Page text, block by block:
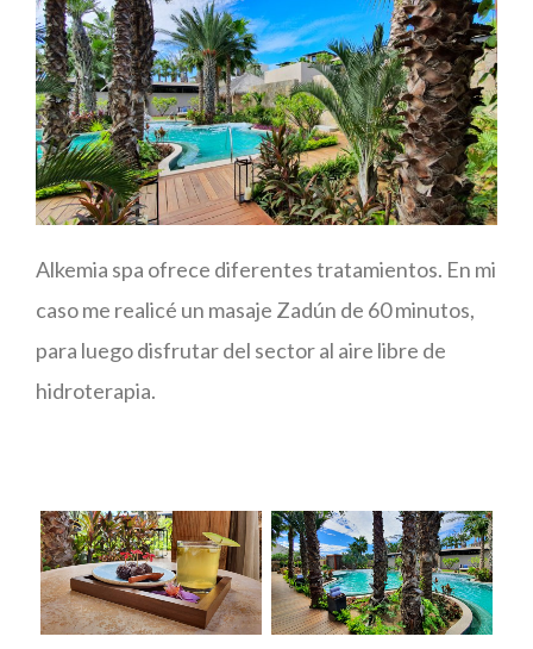
Alkemia spa ofrece diferentes tratamientos. En mi
caso me realicé un masaje Zadún de 60 minutos,
para luego disfrutar del sector al aire libre de
hidroterapia.